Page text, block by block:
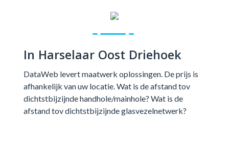
In Harselaar Oost Driehoek
DataWeb levert maatwerk oplossingen. De prijs is
afhankelijk van uw locatie. Wat is de afstand tov
dichtstbijzijnde handhole/mainhole? Wat is de
afstand tov dichtstbijzijnde glasvezelnetwerk?